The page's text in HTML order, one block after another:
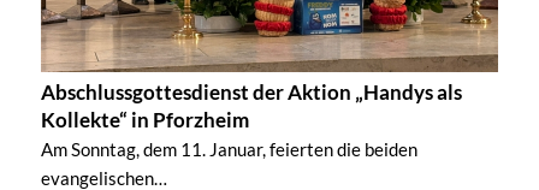
Abschlussgottesdienst der Aktion „Handys als
Kollekte“ in Pforzheim
Am Sonntag, dem 11. Januar, feierten die beiden
evangelischen…